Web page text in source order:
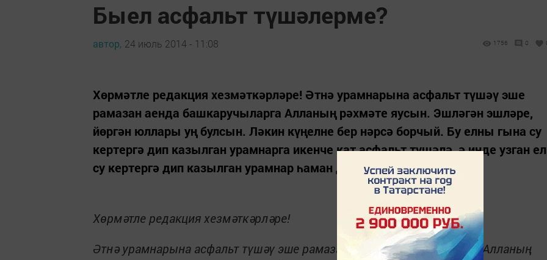
Быел асфальт түшәлерме?
автор, 24 июль 2014 - 11:08 1756 0
Хөрмәтле редакция хезмәткәрләре! Әтнә урамнарына асфальт түшәү эше
рамазан аенда башкаручыларга Алланың рәхмәте яусын. Эшләгән эшләре,
йөргән юллары уң булсын. Ләкин күңелне бер нәрсә борчый. Бу елны гына су
кертергә дип казылган урамнарга икенче кат асфальт түшәлә, ә инде узган ел
су кертергә дип казылган урамнар һаман да читтә кала...
Хөрмәтле редакция хезмәткәрләре!
Әтнә урамнарына асфальт түшәү эше рамазан аенда башкаручыларга Алланың